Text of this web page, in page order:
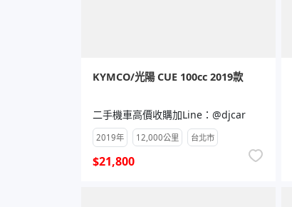
KYMCO/光陽 CUE 100cc 2019款
二手機車高價收購加Line：@djcar
2019年 12,000公里 台北市
$21,800